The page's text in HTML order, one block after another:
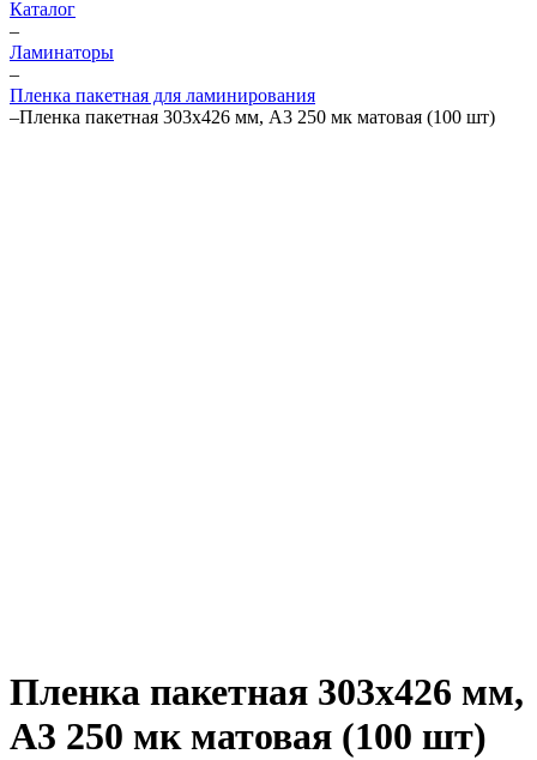
Каталог
–
Ламинаторы
–
Пленка пакетная для ламинирования
–Пленка пакетная 303x426 мм, А3 250 мк матовая (100 шт)
Пленка пакетная 303x426 мм,
А3 250 мк матовая (100 шт)